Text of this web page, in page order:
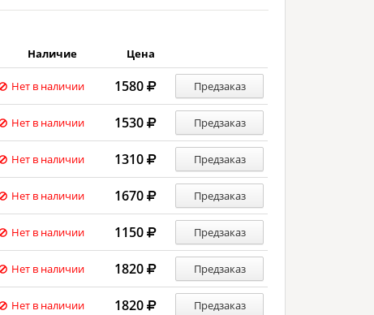
Наличие Цена
Нет в наличии 1580 Предзаказ
Нет в наличии 1530 Предзаказ
Нет в наличии 1310 Предзаказ
Нет в наличии 1670 Предзаказ
Нет в наличии 1150 Предзаказ
Нет в наличии 1820 Предзаказ
Нет в наличии 1820 Предзаказ